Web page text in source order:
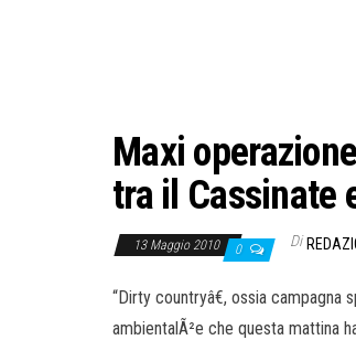
Maxi
tra il Cassinate
13 Maggio 2010 0 Di
“Dirty countryâ€, ossia campagna
ambientalÃ²e che questa mattina